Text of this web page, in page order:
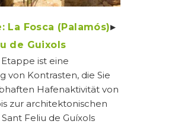
La Fosca (Palamós)▸
de Guixols
ist eine
von Kontrasten, die Sie
Hafenaktivität von
zur architektonischen
Feliu de Guíxols